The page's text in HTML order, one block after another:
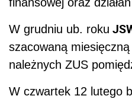
W grudniu ub. roku
szacowaną miesięczną
należnych ZUS
W czwartek 12 lutego